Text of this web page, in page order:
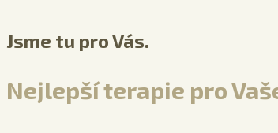
Jsme tu pro Vás.
Nejlepší terapie pro